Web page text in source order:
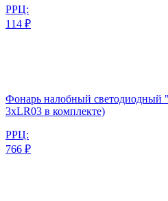
РРЦ:
114 ₽
Фонарь налобный
3xLR03 в комплекте)
РРЦ:
766 ₽